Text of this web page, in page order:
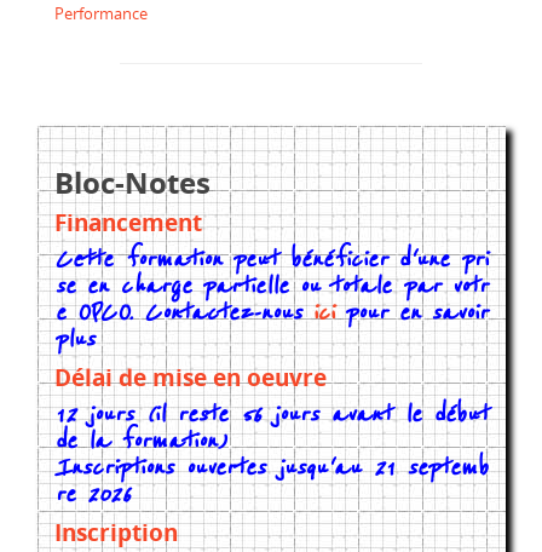
Performance
Bloc-Notes
Financement
Cette formation peut bénéficier d'une pri
se en charge partielle ou totale par votr
e OPCO. Contactez-nousicipour en savoir
plus
Délai de mise en oeuvre
12 jours (il reste 56 jours avant le début
de la formation)
Inscriptions ouvertes jusqu'au 21 septemb
re 2026
Inscription